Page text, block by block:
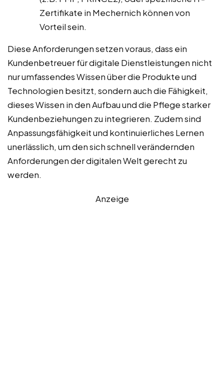
Zertifikate in Mechernich können von
Vorteil sein.
Diese Anforderungen setzen voraus, dass ein
Kundenbetreuer für digitale Dienstleistungen nicht
nur umfassendes Wissen über die Produkte und
Technologien besitzt, sondern auch die Fähigkeit,
dieses Wissen in den Aufbau und die Pflege starker
Kundenbeziehungen zu integrieren. Zudem sind
Anpassungsfähigkeit und kontinuierliches Lernen
unerlässlich, um den sich schnell verändernden
Anforderungen der digitalen Welt gerecht zu
werden.
Anzeige